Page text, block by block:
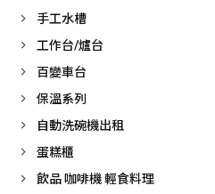
手工水槽
工作台/爐台
百變車台
保溫系列
自動洗碗機出租
蛋糕櫃
飲品 咖啡機 輕食料理